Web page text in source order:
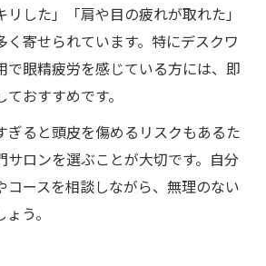
した」「肩や目の疲れが取れた」
く寄せられています。特にデスクワ
で眼精疲労を感じている方には、即
おすすめです。
ぎると頭皮を傷めるリスクもあるた
サロンを選ぶことが大切です。自分
コースを相談しながら、無理のない
う。